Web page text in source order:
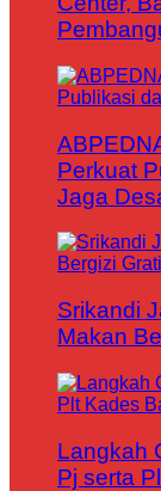
Perkuat
Jaga
Srikandi
Makan
Langkah
Pj serta